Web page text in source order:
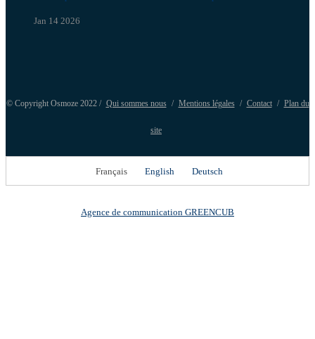
Jan 14 2026
© Copyright Osmoze 2022 / Qui sommes nous / Mentions légales / Contact / Plan du
site
Français English Deutsch
Agence de communication GREENCUB